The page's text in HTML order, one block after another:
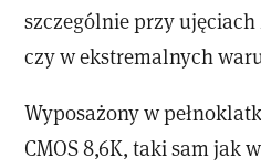
szczególnie przy ujęciach
czy w ekstremalnych
Wyposażony w
CMOS 8,6K, taki sam jak